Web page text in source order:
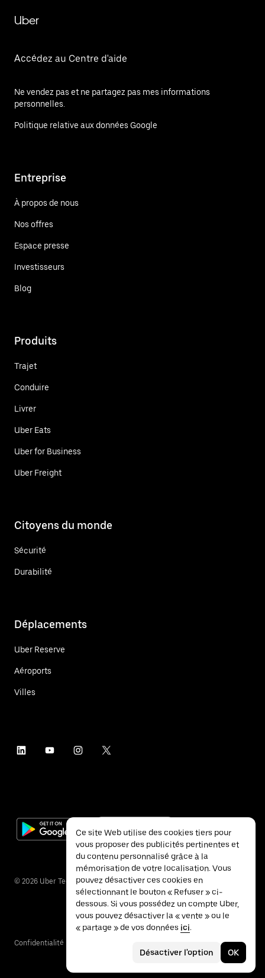
Uber
Accédez au Centre d'aide
Ne vendez pas et ne partagez pas mes informations
personnelles.
Politique relative aux données Google
Entreprise
À propos de nous
Nos offres
Espace presse
Investisseurs
Blog
Produits
Trajet
Conduire
Livrer
Uber Eats
Uber for Business
Uber Freight
Citoyens du monde
Sécurité
Durabilité
Déplacements
Uber Reserve
Aéroports
Villes
© 2026 Uber Technologies Inc.
Confidentialité
Ce site Web utilise des cookies tiers pour
vous proposer des publicités pertinentes et
du contenu personnalisé grâce à la
mémorisation de votre localisation. Vous
pouvez désactiver ces cookies en
sélectionnant le bouton « Refuser » ci-
dessous. Si vous possédez un compte Uber,
vous pouvez désactiver la « vente » ou le
« partage » de vos données ici.
Désactiver l'option OK